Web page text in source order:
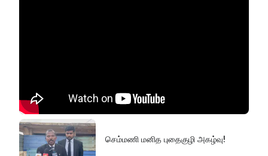
செம்மணி மனித புதைகுழி அகழ்வு!